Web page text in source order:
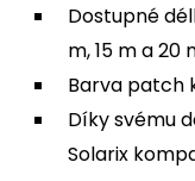
Dostupné
m, 15 m a 20
Barva patch
Díky svému
Solarix